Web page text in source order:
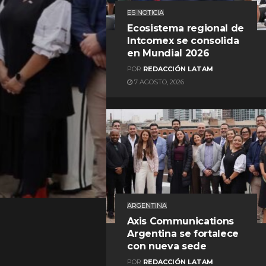
ES NOTICIA
Ecosistema regional de
Intcomex se consolida
en Mundial 2026
POR REDACCIÓN LATAM
7 AGOSTO, 2026
ARGENTINA
Axis Communications
Argentina se fortalece
con nueva sede
POR REDACCIÓN LATAM